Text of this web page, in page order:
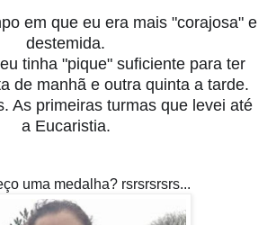
em que eu era mais "corajosa" e
destemida.
u tinha "pique" suficiente para ter
de manhã e outra quinta a tarde.
As primeiras turmas que levei até
a Eucaristia.
uma medalha? rsrsrsrsrs...